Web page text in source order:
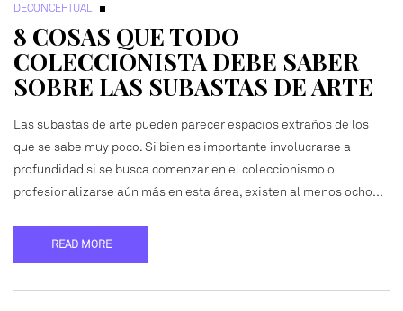
DECONCEPTUAL
8 COSAS QUE TODO
COLECCIONISTA DEBE SABER
SOBRE LAS SUBASTAS DE ARTE
Las subastas de arte pueden parecer espacios extraños de los
que se sabe muy poco. Si bien es importante involucrarse a
profundidad si se busca comenzar en el coleccionismo o
profesionalizarse aún más en esta área, existen al menos ocho…
READ MORE